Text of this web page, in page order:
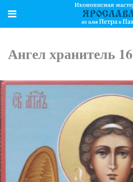
Ангел хранитель 16